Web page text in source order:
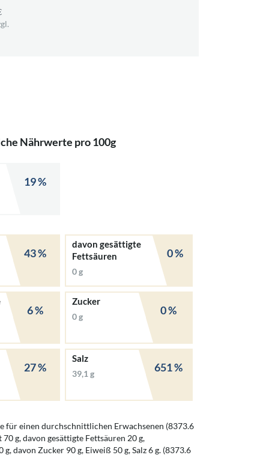
Nährwerte pro 100g
19 %
43 %
davon gesättigte
Fettsäuren
0 g
0 %
6 %
Zucker
0 g 0 %
27 %
Salz
39,1 g 651 %
für einen durchschnittlichen Erwachsenen (8373.6
g, davon gesättigte Fettsäuren 20 g,
davon Zucker 90 g, Eiweiß 50 g, Salz 6 g. (8373.6